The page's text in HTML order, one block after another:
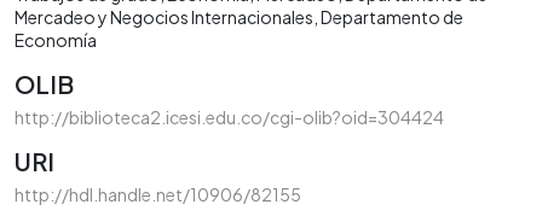
Mercadeo y Negocios Internacionales Departamento de
Economía
OLIB
http://biblioteca2.icesi.edu.co/cgi-olib?oid=304424
URI
http://hdl.handle.net/10906/82155